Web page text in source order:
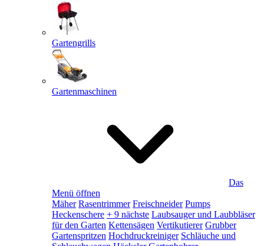
Gartengrills
Gartenmaschinen
Das
Menü öffnen
Mäher Rasentrimmer Freischneider Pumps
Heckenschere + 9 nächste Laubsauger und Laubbläser
für den Garten Kettensägen Vertikutierer Grubber
Gartenspritzen Hochdruckreiniger Schläuche und